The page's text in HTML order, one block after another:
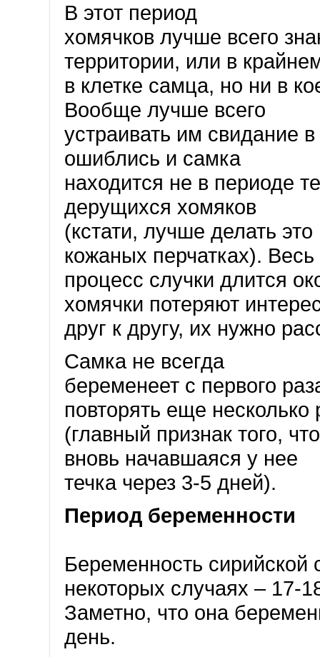
В этот период
хомячков лучше всего
территории, или в
в клетке самца, но ни в
Вообще лучше всего
устраивать им свидание
ошиблись и самка
находится не в периоде
дерущихся хомяков
(кстати, лучше делать
кожаных перчатках). Весь
процесс случки длится
хомячки потеряют
друг к другу, их нужно
Самка не всегда
беременеет с первого
повторять еще несколько
(главный признак того,
вновь начавшаяся у нее
течка через 3-5 дней).
Период беременности
Беременность сирийской
некоторых случаях – 17-
Заметно, что она
день.